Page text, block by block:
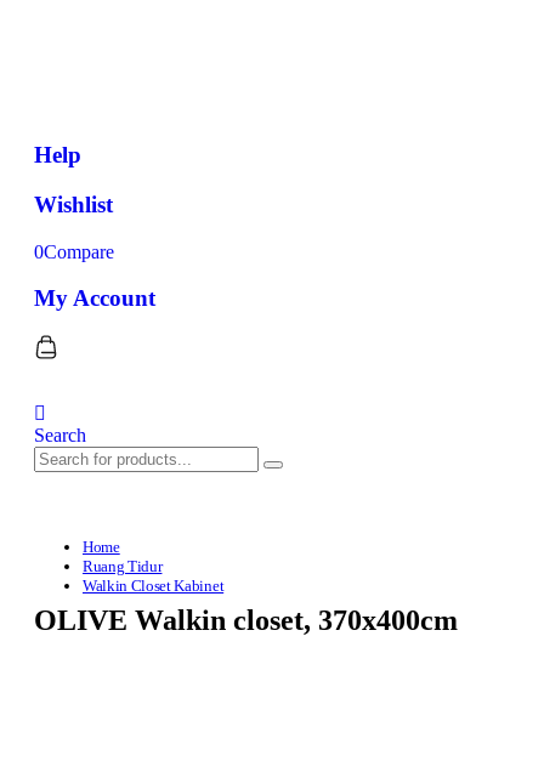
Help
Wishlist
0Compare
My Account
Search
Home
Ruang Tidur
Walkin Closet Kabinet
OLIVE Walkin closet, 370x400cm